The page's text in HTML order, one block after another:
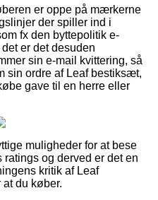
er oppe på mærkerne
der spiller ind i
fx den byttepolitik e-
er det desuden
sin e-mail kvittering, så
sin ordre af Leaf bestiksæt,
gave til en herre eller
muligheder for at bese
og derved er det en
kritik af Leaf
du køber.